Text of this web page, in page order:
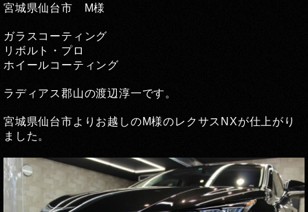
宮城県仙台市 M様
ガラスコーティング
リボルト・プロ
ホイールコーティング
ラディアス郡山の渡辺淳一です。
宮城県仙台市よりお越しのM様のレクサスNXが仕上がり
ました。